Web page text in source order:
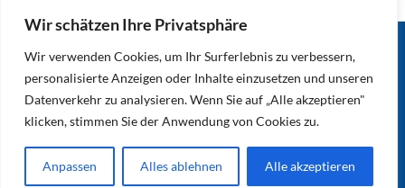
Wir schätzen Ihre Privatsphäre
Wir verwenden Cookies, um Ihr Surferlebnis zu verbessern,
personalisierte Anzeigen oder Inhalte einzusetzen und unseren
Datenverkehr zu analysieren. Wenn Sie auf „Alle akzeptieren"
klicken, stimmen Sie der Anwendung von Cookies zu.
Anpassen Alles ablehnen Alle akzeptieren
Impressum –
rung–
Bildergalerie–
Facebook